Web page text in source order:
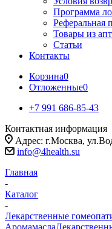
Программа
Реферальная
Товары из
Статьи
Контакты
Корзина0
Отложенные0
+7 991 686-85-43
Контактная информация
Адрес: г.Москва,
info@4health.su
Главная
-
Каталог
-
Лекарственные
Аромамасла